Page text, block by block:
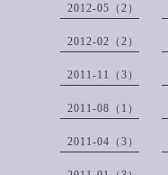
2012-05（2）
2012-02（2）
2011-11（3）
2011-08（1）
2011-04（3）